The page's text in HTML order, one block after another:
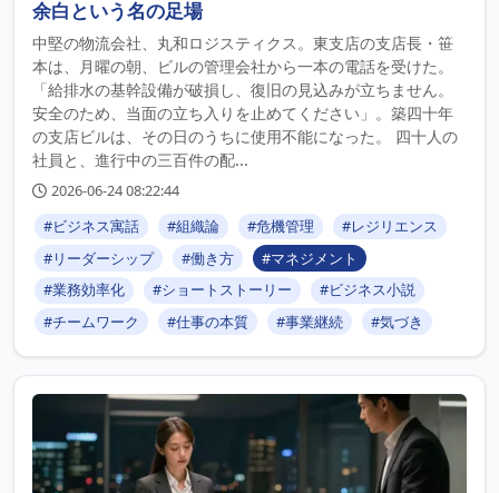
余白という名の足場
中堅の物流会社、丸和ロジスティクス。東支店の支店長・笹
本は、月曜の朝、ビルの管理会社から一本の電話を受けた。
「給排水の基幹設備が破損し、復旧の見込みが立ちません。
安全のため、当面の立ち入りを止めてください」。築四十年
の支店ビルは、その日のうちに使用不能になった。 四十人の
社員と、進行中の三百件の配...
2026-06-24 08:22:44
#ビジネス寓話
#組織論 #危機管理
#レジリエンス
#リーダーシップ
#働き方
#マネジメント
#業務効率化
#ショートストーリー
#ビジネス小説
#チームワーク
#仕事の本質 #事業継続 #気づき